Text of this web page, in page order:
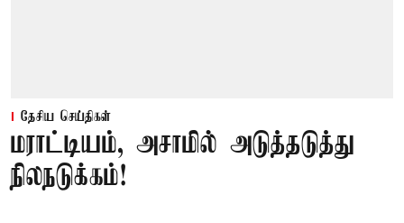
தேசிய செய்திகள்
மராட்டியம், அசாமில் அடுத்தடுத்து
நிலநடுக்கம்!